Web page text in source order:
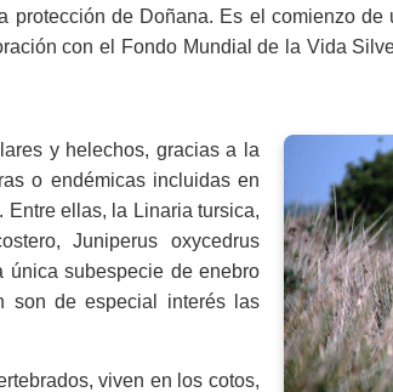
de Doñana. Es el comienzo de
con el Fondo Mundial de la Vida
y helechos, gracias a la
o endémicas incluidas en
ellas, la Linaria tursica,
Juniperus oxycedrus
subespecie de enebro
son de especial interés las
viven en los cotos,